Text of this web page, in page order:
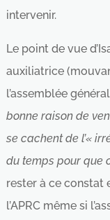
intervenir.
Le point de vue
auxiliatrice
l’assemblée
bonne raison de
se cachent de l’«
du temps pour que
rester à ce constat
l’APRC même si